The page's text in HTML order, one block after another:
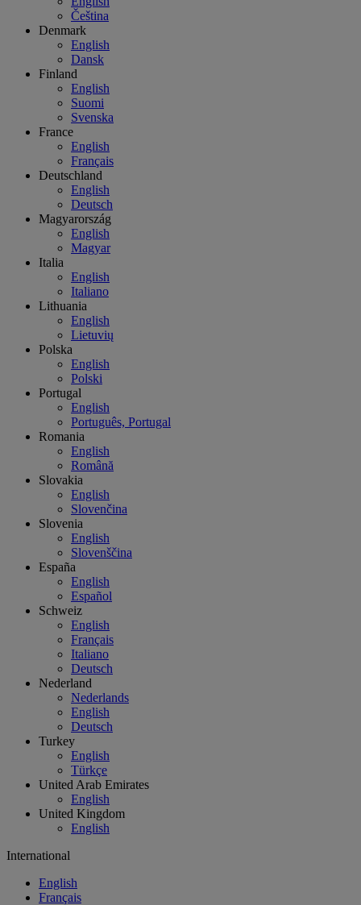
Čeština
Denmark
English
Dansk
Finland
English
Suomi
Svenska
France
English
Français
Deutschland
English
Deutsch
Magyarország
English
Magyar
Italia
English
Italiano
Lithuania
English
Lietuvių
Polska
English
Polski
Portugal
English
Português, Portugal
Romania
English
Română
Slovakia
English
Slovenčina
Slovenia
English
Slovenščina
España
English
Español
Schweiz
English
Français
Italiano
Deutsch
Nederland
Nederlands
English
Deutsch
Turkey
English
Türkçe
United Arab Emirates
English
United Kingdom
English
International
English
Français